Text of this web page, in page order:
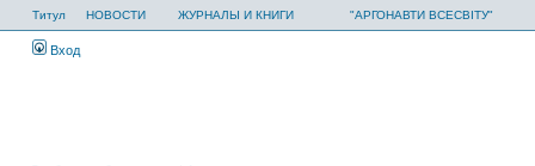
Титул НОВОСТИ ЖУРНАЛЫ И КНИГИ "АРГОНАВТИ ВСЕСВІТУ"
Вход